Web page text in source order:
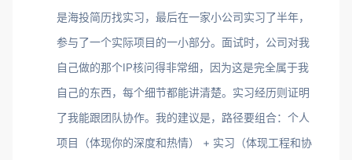
是海投简历找实习，最后在一家小公司实习了半年，
参与了一个实际项目的一小部分。面试时，公司对我
自己做的那个IP核问得非常细，因为这是完全属于我
自己的东西，每个细节都能讲清楚。实习经历则证明
了我能跟团队协作。我的建议是，路径要组合：个人
项目（体现你的深度和热情） + 实习（体现工程和协